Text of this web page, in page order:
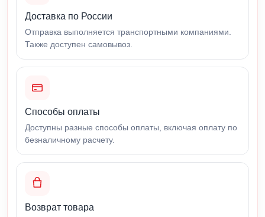
Доставка по России
Отправка выполняется транспортными компаниями.
Также доступен самовывоз.
Способы оплаты
Доступны разные способы оплаты, включая оплату по
безналичному расчету.
Возврат товара